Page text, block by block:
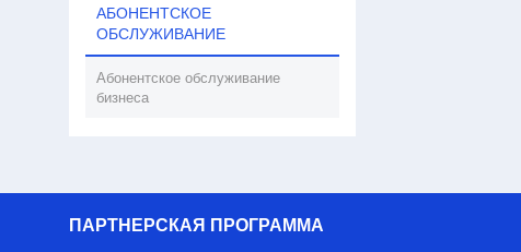
АБОНЕНТСКОЕ
ОБСЛУЖИВАНИЕ
Абонентское обслуживание
бизнеса
ПАРТНЕРСКАЯ ПРОГРАММА